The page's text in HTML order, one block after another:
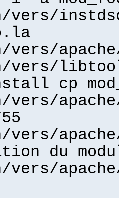
vers/
vers/
vers/
cp
vers/
vers/
du
vers/